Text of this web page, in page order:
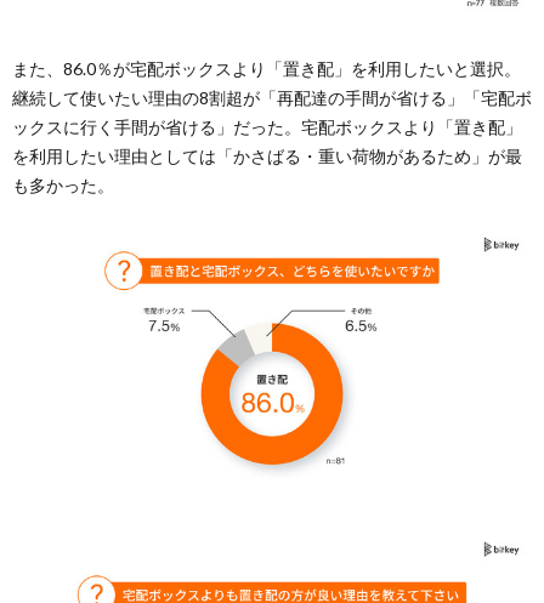
また、86.0％が宅配ボックスより「置き配」を利用したいと選択。
継続して使いたい理由の8割超が「再配達の手間が省ける」「宅配ボ
ックスに行く手間が省ける」だった。宅配ボックスより「置き配」
を利用したい理由としては「かさばる・重い荷物があるため」が最
も多かった。